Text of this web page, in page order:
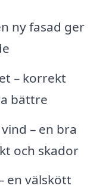
ny fasad ger
– korrekt
bättre
– en bra
och skador
en välskött